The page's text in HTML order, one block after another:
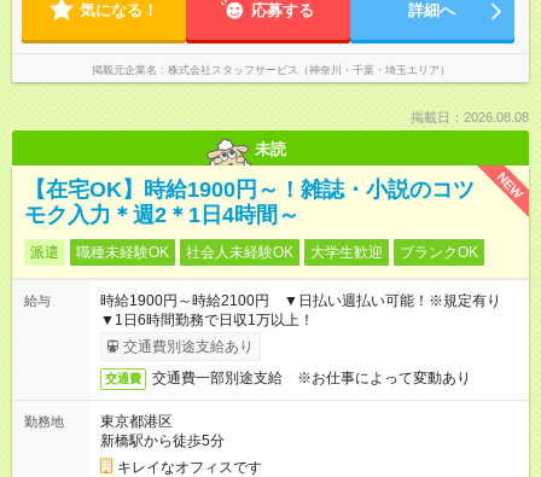
気になる！ 応募する 詳細へ
掲載元企業名 株式会社スタッフサービス（神奈川・千葉・埼玉エリア）
掲載日：2026.08.08
未読
NEW
【在宅OK】時給1900円～！雑誌・小説のコツ
モク入力＊週2＊1日4時間～
派遣 職種未経験OK 社会人未経験OK 大学生歓迎 ブランクOK
給与
時給1900円～時給2100円 ▼日払い週払い可能！※規定有り
▼1日6時間勤務で日収1万以上！
交通費別途支給あり
交通費 交通費一部別途支給 ※お仕事によって変動あり
勤務地
東京都港区
新橋駅から徒歩5分
キレイなオフィスです